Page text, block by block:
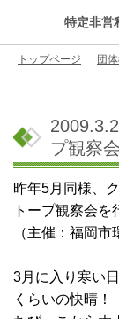
特定非営
トップページ 団
プ観察会
昨年5月同様、
トープ観察会を
（主催：福岡
3月に入り寒い
くらいの快晴！